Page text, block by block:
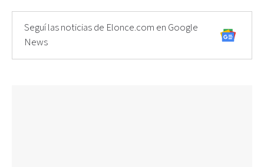
Seguí las noticias de Elonce.com en Google
News